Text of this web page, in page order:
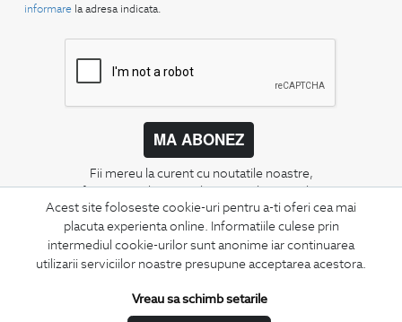
Acest site foloseste cookie-uri pentru a-ti oferi cea mai
placuta experienta online. Informatiile culese prin
intermediul cookie-urilor sunt anonime iar continuarea
utilizarii serviciilor noastre presupune acceptarea acestora.
Vreau sa schimb setarile
informare la adresa indicata.
MA ABONEZ
Fii mereu la curent cu noutatile noastre,
oferte speciale si trenduri in moda masculina.
CONCIERGE
Termeni si conditii
Securitatea datelor